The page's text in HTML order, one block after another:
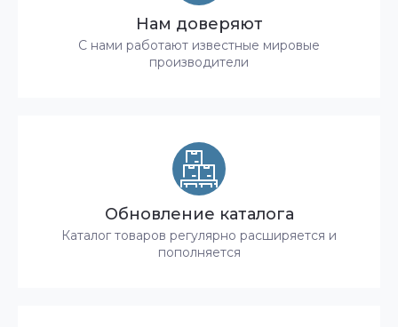
Нам доверяют
С нами работают известные мировые
производители
Обновление каталога
Каталог товаров регулярно расширяется и
пополняется